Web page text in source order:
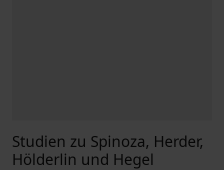
Studien zu Spinoza, Herder,
Hölderlin und Hegel